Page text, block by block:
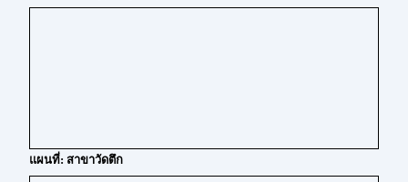
แผนที่: สาขาวัดตึก